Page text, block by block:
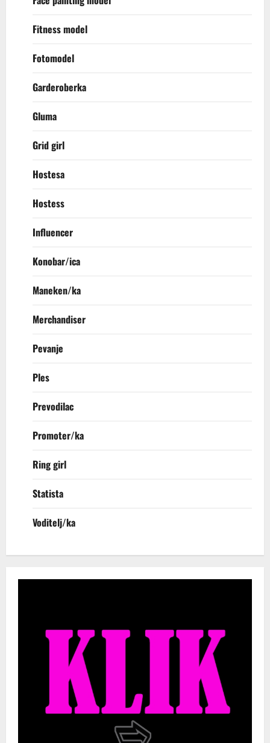
Fitness model
Fotomodel
Garderoberka
Gluma
Grid girl
Hostesa
Hostess
Influencer
Konobar/ica
Maneken/ka
Merchandiser
Pevanje
Ples
Prevodilac
Promoter/ka
Ring girl
Statista
Voditelj/ka